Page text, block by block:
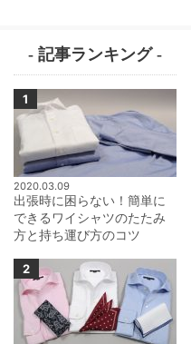
- 記事ランキング -
2020.03.09
出張時に困らない！簡単に
できるワイシャツのたたみ
方と持ち運び方のコツ